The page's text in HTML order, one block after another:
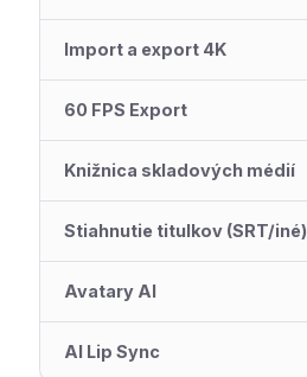
Import a export 4K
60 FPS Export
Knižnica skladových médií
Stiahnutie titulkov (SRT/iné)
Avatary AI
AI Lip Sync